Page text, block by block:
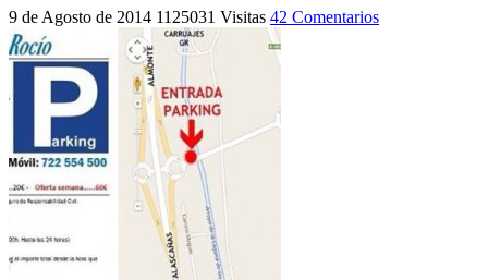
9 de Agosto de 2014 1125031 Visitas 42 Comentarios